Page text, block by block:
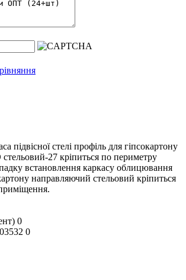
підвісної стелі профіль для гіпсокартону
27 кріпиться по периметру
встановлення каркасу облицювання
направляючий стельовий кріпиться
0
0